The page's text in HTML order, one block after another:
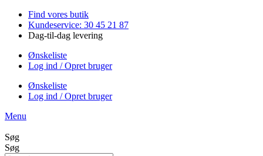
Videre
indhold
Find vores butik
Kundeservice: 30 45 21 87
Dag-til-dag levering
Ønskeliste
Log ind / Opret bruger
Ønskeliste
Log ind / Opret bruger
Menu
Søg
Søg